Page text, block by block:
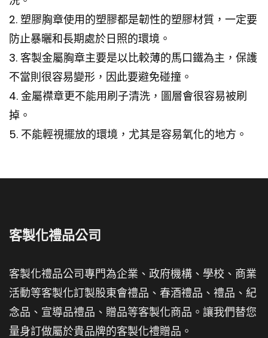
2. 塑膠胸章使用的塑膠都是韌性的塑膠材質，一定要
防止暴曬和長期處於日照的環境。
3. 客製金屬胸章主要是以比較薄的馬口鐵為主，保護
不當則很容易變形，因此要避免碰撞。
4. 金屬襟章更不能用刷子清洗，圖層會很容易被刷
掉。
5. 不能輕視擺放的環境，尤其是容易氧化的地方。
客製化禮品公司
客製化禮品公司專門為企業、政府機構、學校、商業
活動等客製化訂製股東會禮品、春酒禮品、禮品、紀
念品、宣導品禮品、贈品等客製化商品。讓我們替您
量身訂做屬於貴品牌的客製化禮贈品。